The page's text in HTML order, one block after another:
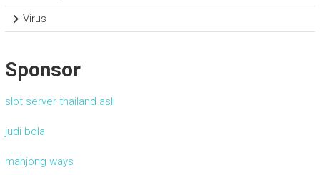
Virus
Sponsor
slot server thailand asli
judi bola
mahjong ways